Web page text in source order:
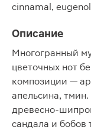
cinnamal,
Описание
Многогранный
цветочных нот
композиции —
апельсина,
древесно-
сандала и бобов